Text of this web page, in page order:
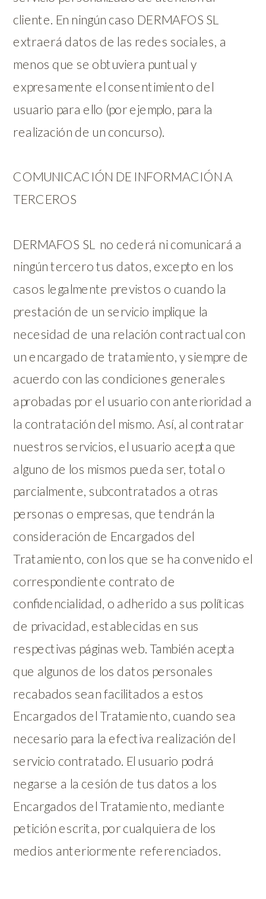
cliente. En ningún caso DERMAFOS SL
extraerá datos de las redes sociales, a
menos que se obtuviera puntual y
expresamente el consentimiento del
usuario para ello (por ejemplo, para la
realización de un concurso).
COMUNICACIÓN DE INFORMACIÓN A
TERCEROS
DERMAFOS SL no cederá ni comunicará a
ningún tercero tus datos, excepto en los
casos legalmente previstos o cuando la
prestación de un servicio implique la
necesidad de una relación contractual con
un encargado de tratamiento, y siempre de
acuerdo con las condiciones generales
aprobadas por el usuario con anterioridad a
la contratación del mismo. Así, al contratar
nuestros servicios, el usuario acepta que
alguno de los mismos pueda ser, total o
parcialmente, subcontratados a otras
personas o empresas, que tendrán la
consideración de Encargados del
Tratamiento, con los que se ha convenido el
correspondiente contrato de
confidencialidad, o adherido a sus políticas
de privacidad, establecidas en sus
respectivas páginas web. También acepta
que algunos de los datos personales
recabados sean facilitados a estos
Encargados del Tratamiento, cuando sea
necesario para la efectiva realización del
servicio contratado. El usuario podrá
negarse a la cesión de tus datos a los
Encargados del Tratamiento, mediante
petición escrita, por cualquiera de los
medios anteriormente referenciados.